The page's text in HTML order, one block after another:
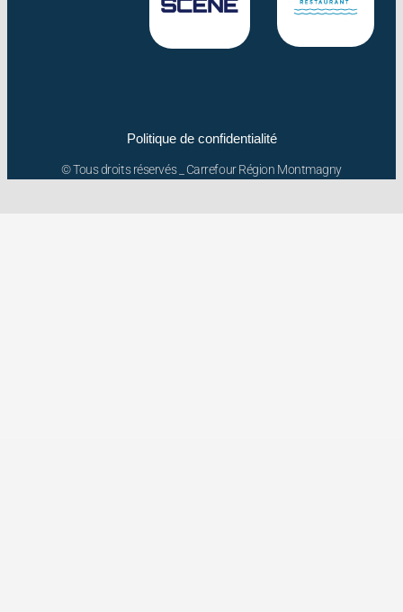
Politique de confidentialité
© Tous droits réservés _ Carrefour Région Montmagny